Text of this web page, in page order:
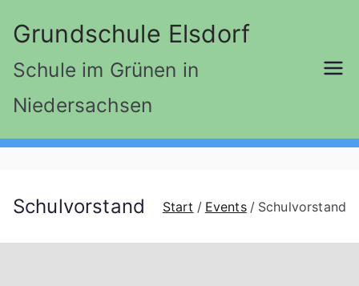
InhaltGrundschule Elsdorf
Schule im Grünen in
Niedersachsen
Schulvorstand Start Events Schulvorstand